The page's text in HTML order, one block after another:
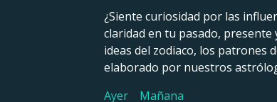
¿Siente curiosidad por las
claridad en tu pasado,
ideas del zodiaco, los patrones
elaborado por nuestros
Ayer
Mañana